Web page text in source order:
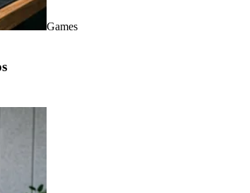
Games